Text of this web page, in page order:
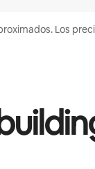
Los